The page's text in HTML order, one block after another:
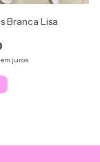
Branca Lisa
juros